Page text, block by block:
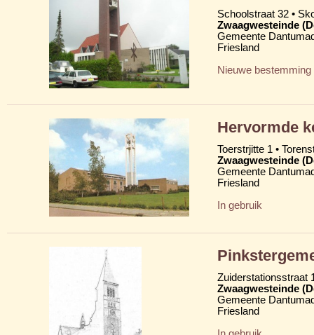
Schoolstraat 32 •
Zwaagwesteinde
Gemeente
Friesland
Nieuwe bestemming
Hervormde
Toerstrjitte 1 •
Zwaagwesteinde
Gemeente
Friesland
In gebruik
Zuiderstationsstraat
Zwaagwesteinde
Gemeente
Friesland